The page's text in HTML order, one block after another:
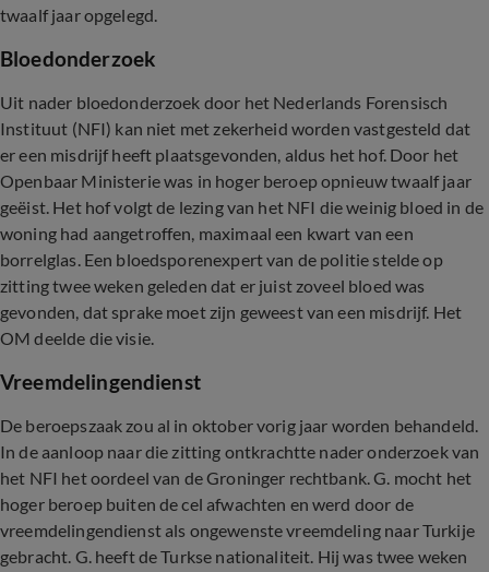
twaalf jaar opgelegd.
Bloedonderzoek
Uit nader bloedonderzoek door het Nederlands Forensisch
Instituut (NFI) kan niet met zekerheid worden vastgesteld dat
er een misdrijf heeft plaatsgevonden, aldus het hof. Door het
Openbaar Ministerie was in hoger beroep opnieuw twaalf jaar
geëist. Het hof volgt de lezing van het NFI die weinig bloed in de
woning had aangetroffen, maximaal een kwart van een
borrelglas. Een bloedsporenexpert van de politie stelde op
zitting twee weken geleden dat er juist zoveel bloed was
gevonden, dat sprake moet zijn geweest van een misdrijf. Het
OM deelde die visie.
Vreemdelingendienst
De beroepszaak zou al in oktober vorig jaar worden behandeld.
In de aanloop naar die zitting ontkrachtte nader onderzoek van
het NFI het oordeel van de Groninger rechtbank. G. mocht het
hoger beroep buiten de cel afwachten en werd door de
vreemdelingendienst als ongewenste vreemdeling naar Turkije
gebracht. G. heeft de Turkse nationaliteit. Hij was twee weken